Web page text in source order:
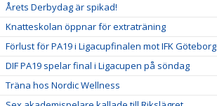
Årets Derbydag är spikad!
Knatteskolan öppnar för extraträning
Förlust för PA19 i Ligacupfinalen mot IFK Göteborg
DIF PA19 spelar final i Ligacupen på söndag
Träna hos Nordic Wellness